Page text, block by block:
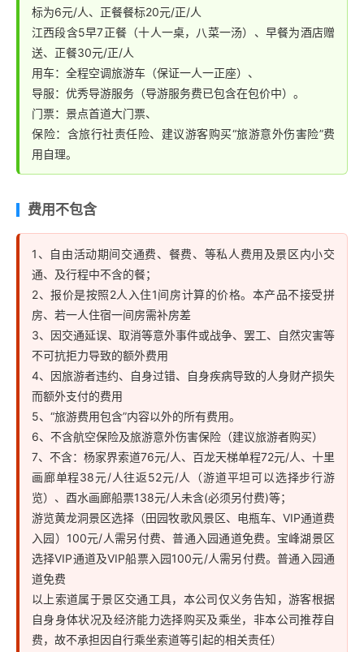
标为6元/人、正餐餐标20元/正/人
江西段含5早7正餐（十人一桌，八菜一汤）、早餐为酒店赠
送、正餐30元/正/人
用车：全程空调旅游车（保证一人一正座）、
导服：优秀导游服务（导游服务费已包含在包价中）。
门票：景点首道大门票、
保险：含旅行社责任险、建议游客购买“旅游意外伤害险”费
用自理。
费用不包含
1、自由活动期间交通费、餐费、等私人费用及景区内小交
通、及行程中不含的餐；
2、报价是按照2人入住1间房计算的价格。本产品不接受拼
房、若一人住宿一间房需补房差
3、因交通延误、取消等意外事件或战争、罢工、自然灾害等
不可抗拒力导致的额外费用
4、因旅游者违约、自身过错、自身疾病导致的人身财产损失
而额外支付的费用
5、“旅游费用包含”内容以外的所有费用。
6、不含航空保险及旅游意外伤害保险（建议旅游者购买）
7、不含：杨家界索道76元/人、百龙天梯单程72元/人、十里
画廊单程38元/人往返52元/人（游道平坦可以选择步行游
览）、酉水画廊船票138元/人未含(必须另付费)等；
游览黄龙洞景区选择（田园牧歌风景区、电瓶车、VIP通道费
入园）100元/人需另付费、普通入园通道免费。宝峰湖景区
选择VIP通道及VIP船票入园100元/人需另付费。普通入园通
道免费
以上索道属于景区交通工具，本公司仅义务告知，游客根据
自身身体状况及经济能力选择购买及乘坐，非本公司推荐自
费，故不承担因自行乘坐索道等引起的相关责任）